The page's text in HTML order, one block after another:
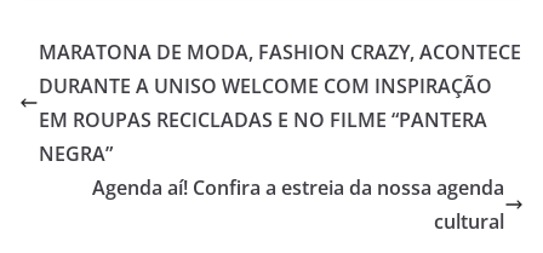
MARATONA DE MODA, FASHION CRAZY, ACONTECE
DURANTE A UNISO WELCOME COM INSPIRAÇÃO
EM ROUPAS RECICLADAS E NO FILME “PANTERA
NEGRA”
Agenda aí! Confira a estreia da nossa agenda
cultural